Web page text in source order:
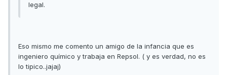
legal.
Eso mismo me comento un amigo de la infancia que es
ingeniero químico y trabaja en Repsol. ( y es verdad, no es
lo tipico..jajaj)